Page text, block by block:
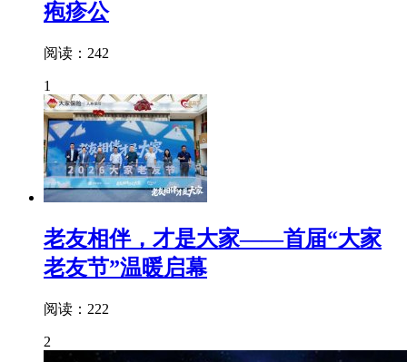
疱疹公
阅读：242
1
老友相伴，才是大家——首届“大家
老友节”温暖启幕
阅读：222
2